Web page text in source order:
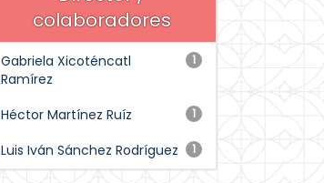
colaboradores
1
Gabriela Xicoténcatl
Ramírez
1
Héctor Martínez Ruíz
1
Luis Iván Sánchez Rodríguez